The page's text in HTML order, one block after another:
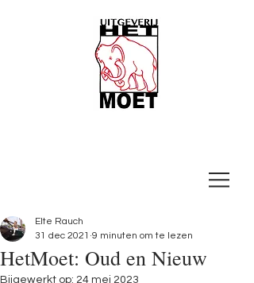
HetMoet: Oud en Nieuw
Elte Rauch
31 dec 2021 9 minuten om te lezen
Bijgewerkt op: 24 mei 2023